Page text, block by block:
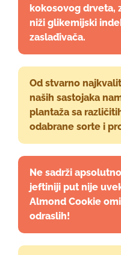
kokosovog drveta,
niži glikemijski
zaslađivača.
Od stvarno
naših sastojaka
plantaža sa
odabrane sorte i
Ne sadrži
jeftiniji put nije
Almond Cookie
odraslih!